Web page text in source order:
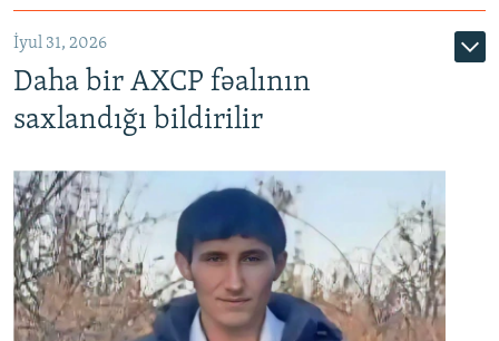
İyul 31, 2026
Daha bir AXCP fəalının
saxlandığı bildirilir